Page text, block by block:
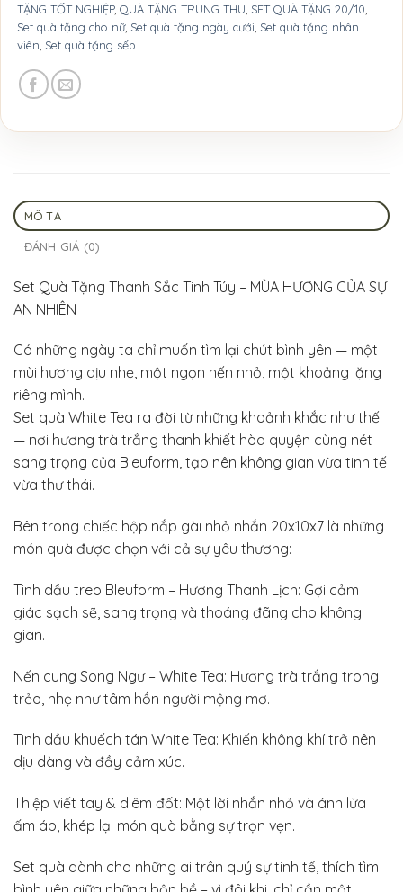
TẶNG TỐT NGHIỆP, QUÀ TẶNG TRUNG THU SET QUÀ TẶNG 20/10
Set quà tặng cho nữ, Set quà tặng ngày cưới Set quà tặng nhân
viên Set quà tặng sếp
MÔ TẢ
ĐÁNH GIÁ (0)
Set Quà Tặng Thanh Sắc Tinh Túy – MÙA HƯƠNG CỦA SỰ
AN NHIÊN
Có những ngày ta chỉ muốn tìm lại chút bình yên — một
mùi hương dịu nhẹ, một ngọn nến nhỏ, một khoảng lặng
riêng mình.
Set quà White Tea ra đời từ những khoảnh khắc như thế
— nơi hương trà trắng thanh khiết hòa quyện cùng nét
sang trọng của Bleuform, tạo nên không gian vừa tinh tế
vừa thư thái.
Bên trong chiếc hộp nắp gài nhỏ nhắn 20x10x7 là những
món quà được chọn với cả sự yêu thương:
Tinh dầu treo Bleuform – Hương Thanh Lịch: Gợi cảm
giác sạch sẽ, sang trọng và thoáng đãng cho không
gian.
Nến cung Song Ngư – White Tea: Hương trà trắng trong
trẻo, nhẹ như tâm hồn người mộng mơ.
Tinh dầu khuếch tán White Tea: Khiến không khí trở nên
dịu dàng và đầy cảm xúc.
Thiệp viết tay & diêm đốt: Một lời nhắn nhỏ và ánh lửa
ấm áp, khép lại món quà bằng sự trọn vẹn.
Set quà dành cho những ai trân quý sự tinh tế, thích tìm